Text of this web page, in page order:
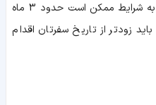
دهید. در نظر داشته باشید که بسته به شرایط ممکن است حدود 3 ماه
زودتر از تاریخ سفرتان اقدام